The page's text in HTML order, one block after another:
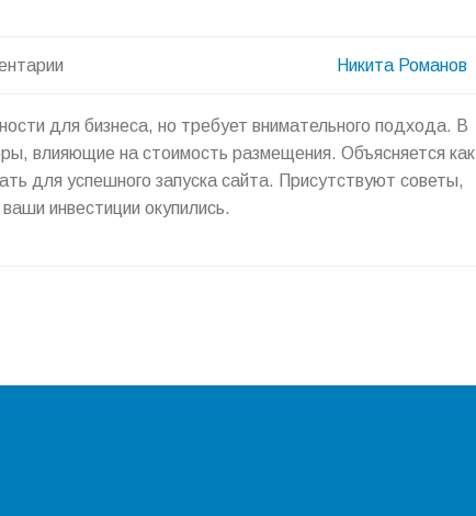
Никита Романов
для бизнеса, но требует внимательного подхода. В
влияющие на стоимость размещения. Объясняется как
для успешного запуска сайта. Присутствуют советы,
инвестиции окупились.